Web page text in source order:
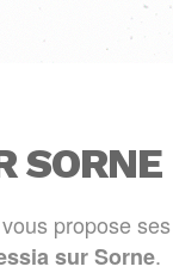
SORNE
propose ses
sur Sorne.